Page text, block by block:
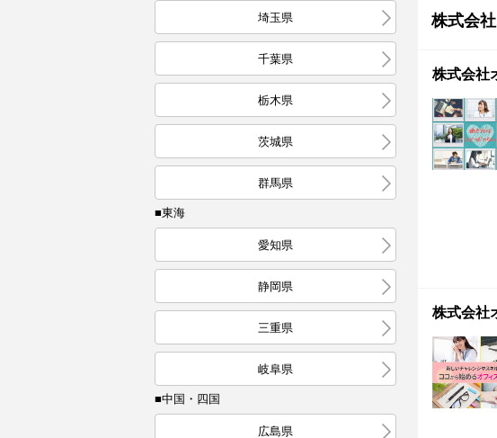
埼玉県
千葉県
栃木県
茨城県
群馬県
■東海
愛知県
静岡県
三重県
岐阜県
■中国・四国
広島県
株式会
株式会社
株式会社